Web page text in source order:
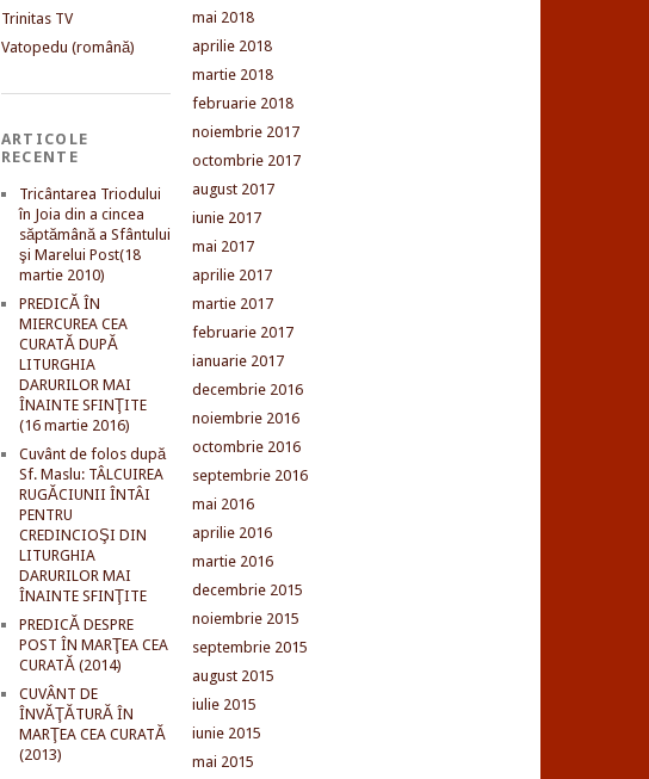
Trinitas TV
Vatopedu (română)
ARTICOLE
RECENTE
Tricântarea Triodului
în Joia din a cincea
săptămână a Sfântului
şi Marelui Post(18
martie 2010)
PREDICĂ ÎN
MIERCUREA CEA
CURATĂ DUPĂ
LITURGHIA
DARURILOR MAI
ÎNAINTE SFINŢITE
(16 martie 2016)
Cuvânt de folos după
Sf. Maslu: TÂLCUIREA
RUGĂCIUNII ÎNTÂI
PENTRU
CREDINCIOŞI DIN
LITURGHIA
DARURILOR MAI
ÎNAINTE SFINŢITE
PREDICĂ DESPRE
POST ÎN MARŢEA CEA
CURATĂ (2014)
CUVÂNT DE
ÎNVĂŢĂTURĂ ÎN
MARŢEA CEA CURATĂ
(2013)
mai 2018
aprilie 2018
martie 2018
februarie 2018
noiembrie 2017
octombrie 2017
august 2017
iunie 2017
mai 2017
aprilie 2017
martie 2017
februarie 2017
ianuarie 2017
decembrie 2016
noiembrie 2016
octombrie 2016
septembrie 2016
mai 2016
aprilie 2016
martie 2016
decembrie 2015
noiembrie 2015
septembrie 2015
august 2015
iulie 2015
iunie 2015
mai 2015